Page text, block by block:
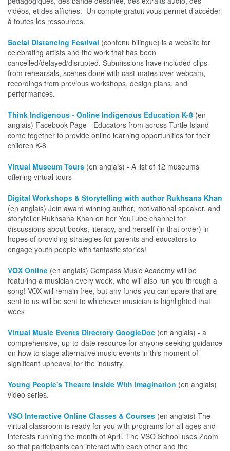
vidéos, et des affiches. Un compte gratuit vous permet d’accéder
à toutes les ressources.
Social Distancing Festival (contenu bilingue) is a website for
celebrating artists and the work that has been
cancelled/delayed/disrupted. Submissions have included clips
from rehearsals, scenes done with cast-mates over webcam,
recordings from previous workshops, design plans, and
performances.
Think Indigenous - Online Indigenous Education K-8 (en
anglais) Facebook Page - Educators from across Turtle Island
come together to provide online learning opportunities for their
children K-8
Virtual Museum Tours (en anglais) - A list of 12 museums
offering virtual tours
Digital Workshops & Storytelling with author Rukhsana Khan
(en anglais) Join award winning author, motivational speaker, and
storyteller Rukhsana Khan on her YouTube channel for
discussions about books, literacy, and herself (in that order) in
hopes of providing strategies for parents and educators to
engage youth people with fantastic stories!
VOX Online (en anglais) Compass Music Academy will be
featuring a musician every week, who will also run you through a
song! VOX will remain free, but any funds you can spare that are
sent to us will be sent to whichever musician is highlighted that
week
Virtual Music Events Directory GoogleDoc (en anglais) - a
comprehensive, up-to-date resource for anyone seeking guidance
on how to stage alternative music events in this moment of
significant upheaval for the industry.
Young People's Theatre Inside With Imagination (en anglais)
video series.
VSO Interactive Online Classes & Courses (en anglais) The
virtual classroom is ready for you with programs for all ages and
interests running the month of April. The VSO School uses Zoom
so that participants can interact with each other and the